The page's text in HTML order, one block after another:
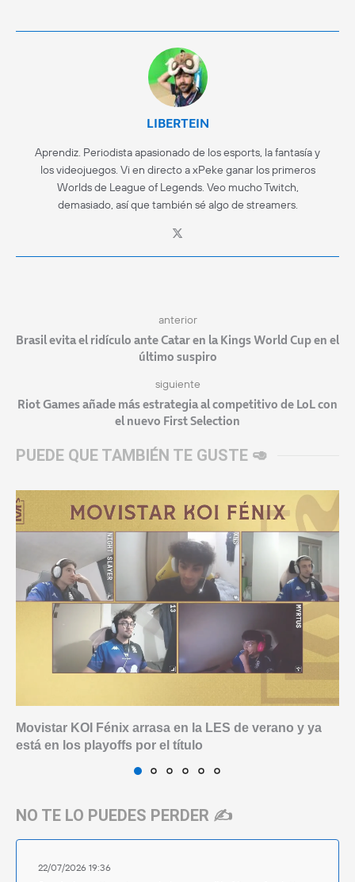
LIBERTEIN
Aprendiz. Periodista apasionado de los esports, la fantasía y
los videojuegos. Vi en directo a xPeke ganar los primeros
Worlds de League of Legends. Veo mucho Twitch,
demasiado, así que también sé algo de streamers.
anterior
Brasil evita el ridículo ante Catar en la Kings World Cup en el
último suspiro
siguiente
Riot Games añade más estrategia al competitivo de LoL con
el nuevo First Selection
PUEDE QUE TAMBIÉN TE GUSTE 🥑
Movistar KOI Fénix arrasa en la LES de verano y ya
está en los playoffs por el título
NO TE LO PUEDES PERDER ✍️
22/07/2026 19:36